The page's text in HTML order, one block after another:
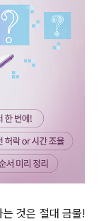
것은 절대 금물!